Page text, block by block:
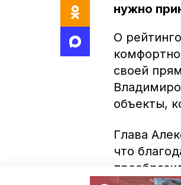
нужно
О
своей
объекты,
Глава
что